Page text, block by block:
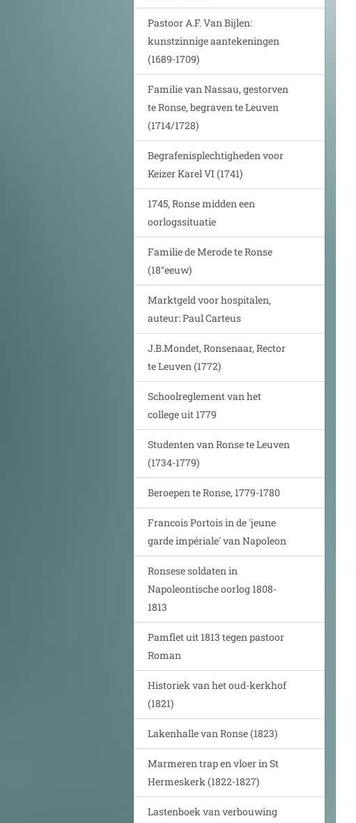
Pastoor A.F. Van Bijlen:
kunstzinnige aantekeningen
(1689-1709)
Familie van Nassau, gestorven
te Ronse, begraven te Leuven
(1714/1728)
Begrafenisplechtigheden voor
Keizer Karel VI (1741)
1745, Ronse midden een
oorlogssituatie
Familie de Merode te Ronse
(18°eeuw)
Marktgeld voor hospitalen,
auteur: Paul Carteus
J.B.Mondet, Ronsenaar, Rector
te Leuven (1772)
Schoolreglement van het
college uit 1779
Studenten van Ronse te Leuven
(1734-1779)
Beroepen te Ronse, 1779-1780
Francois Portois in de 'jeune
garde impériale' van Napoleon
Ronsese soldaten in
Napoleontische oorlog 1808-
1813
Pamflet uit 1813 tegen pastoor
Roman
Historiek van het oud-kerkhof
(1821)
Lakenhalle van Ronse (1823)
Marmeren trap en vloer in St
Hermeskerk (1822-1827)
Lastenboek van verbouwing